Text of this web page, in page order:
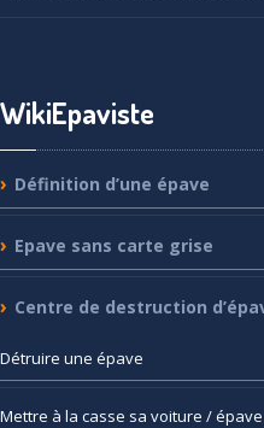
WikiEpaviste
Définition d’une épave
Epave sans carte grise
Centre de destruction
Détruire une épave
Mettre à la casse sa voiture / épave